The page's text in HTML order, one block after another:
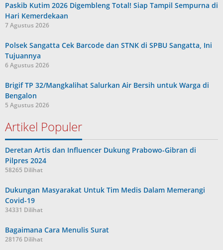
Paskib Kutim 2026 Digembleng Total! Siap Tampil Sempurna di
Hari Kemerdekaan
7 Agustus 2026
Polsek Sangatta Cek Barcode dan STNK di SPBU Sangatta, Ini
Tujuannya
6 Agustus 2026
Brigif TP 32/Mangkalihat Salurkan Air Bersih untuk Warga di
Bengalon
5 Agustus 2026
Artikel Populer
Deretan Artis dan Influencer Dukung Prabowo-Gibran di
Pilpres 2024
58265 Dilihat
Dukungan Masyarakat Untuk Tim Medis Dalam Memerangi
Covid-19
34331 Dilihat
Bagaimana Cara Menulis Surat
28176 Dilihat